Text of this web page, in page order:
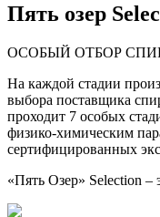
Пять озер
ОСОБЫЙ ОТБОР
На каждой стадии
выбора поставщика
проходит 7 особых
физико-химическим
сертифицированных
«Пять Озер» Selection –